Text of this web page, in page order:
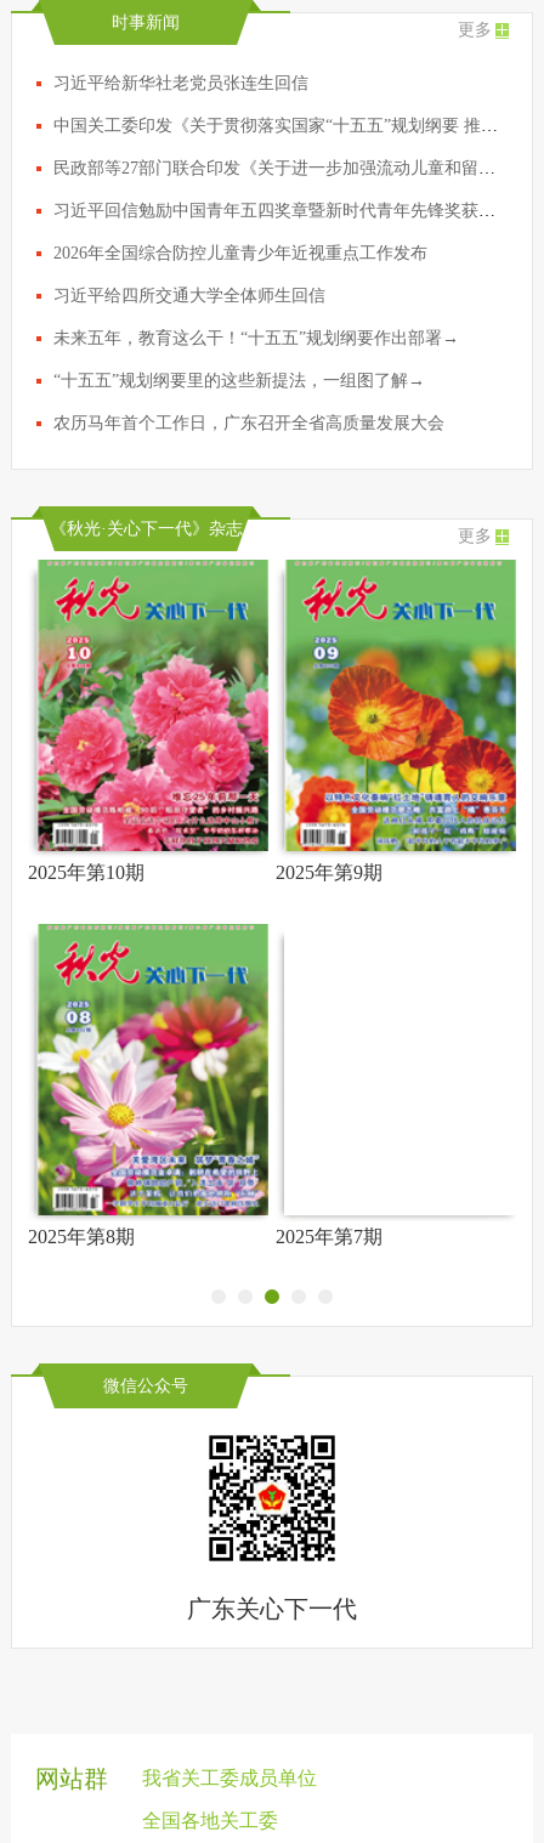
时事新闻 更多
习近平给新华社老党员张连生回信
中国关工委印发《关于贯彻落实国家“十五五”规划纲要 推动关心下一代工作高质量发展的实施方案》
民政部等27部门联合印发《关于进一步加强流动儿童和留守儿童“精准摸排、精确建档、精细服务”工作的通知》
习近平回信勉励中国青年五四奖章暨新时代青年先锋奖获奖者代表
2026年全国综合防控儿童青少年近视重点工作发布
习近平给四所交通大学全体师生回信
未来五年，教育这么干！“十五五”规划纲要作出部署→
“十五五”规划纲要里的这些新提法，一组图了解→
农历马年首个工作日，广东召开全省高质量发展大会
《秋光·关心下一代》杂志 更多
2025年第10期 2025年第9期
2025年第8期 2025年第7期
微信公众号
广东关心下一代
网站群 我省关工委成员单位
全国各地关工委